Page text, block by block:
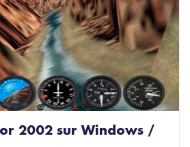
2002 sur Windows /